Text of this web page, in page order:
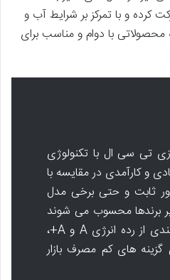
کرده و با تمرکز بر شرایط آب و
محصولاتی با دوام و مناسب برای
تی سی ال با تکنولوژی
و کارآمدی در مقایسه با
ثابت و حتی برخی مدل
برندها محسوب می شوند
و توانسته اند با بهره مندی از رده انرژی A و A+،
گزینه های کم مصرف بازار